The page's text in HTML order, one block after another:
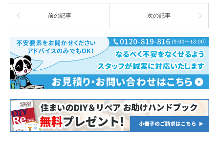
前の記事 次の記事